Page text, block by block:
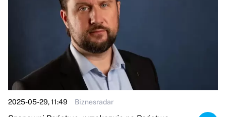
2025-05-29, 11:49 Biznesradar